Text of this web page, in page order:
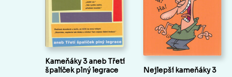
Kameňáky 3 aneb Třetí
špalíček plný legrace
Nejlepší kameňáky 3